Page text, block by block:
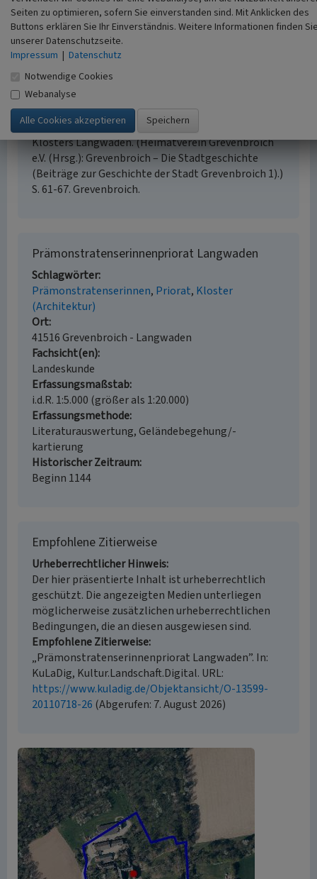
Mülheim an der Ruhr und Duisburg. S. 172, Köln.
Lehmann, Alexandra (Bearb.)
(2008) Voruntersuchung zur Darstellung der
Kulturlandschaftsentwicklung in der unteren
Erftaue und dem Dycker Ländchen im Rhein-Kreis
Neuss (Manuskript). Köln.
Tauch, Max (1979) Aus alten Chroniken und
Urkunden. Unveröffentlichtes aus der Geschichte des
Klosters Langwaden. (Heimatverein Grevenbroich
e.V. (Hrsg.): Grevenbroich – Die Stadtgeschichte
(Beiträge zur Geschichte der Stadt Grevenbroich 1).)
S. 61-67. Grevenbroich.
Prämonstratenserinnenpriorat Langwaden
Schlagwörter
Prämonstratenserinnen Priorat Kloster
(Architektur)
Ort
41516 Grevenbroich - Langwaden
Fachsicht(en)
Landeskunde
Erfassungsmaßstab
i.d.R. 1:5.000 (größer als 1:20.000)
Erfassungsmethode
Literaturauswertung, Geländebegehung/-
kartierung
Historischer Zeitraum
Beginn 1144
Empfohlene Zitierweise
Urheberrechtlicher Hinweis
Der hier präsentierte Inhalt ist urheberrechtlich
geschützt. Die angezeigten Medien unterliegen
möglicherweise zusätzlichen urheberrechtlichen
Bedingungen, die an diesen ausgewiesen sind.
Empfohlene Zitierweise
„Prämonstratenserinnenpriorat Langwaden”. In:
KuLaDig, Kultur.Landschaft.Digital. URL:
https://www.kuladig.de/Objektansicht/O-13599-
20110718-26 (Abgerufen: 7. August 2026)
Seiten zu optimieren, sofern Sie einverstanden sind. Mit Anklicken des
Buttons erklären Sie Ihr Einverständnis. Weitere Informationen finden
unserer Datenschutzseite.
Impressum | Datenschutz
Notwendige Cookies
Webanalyse